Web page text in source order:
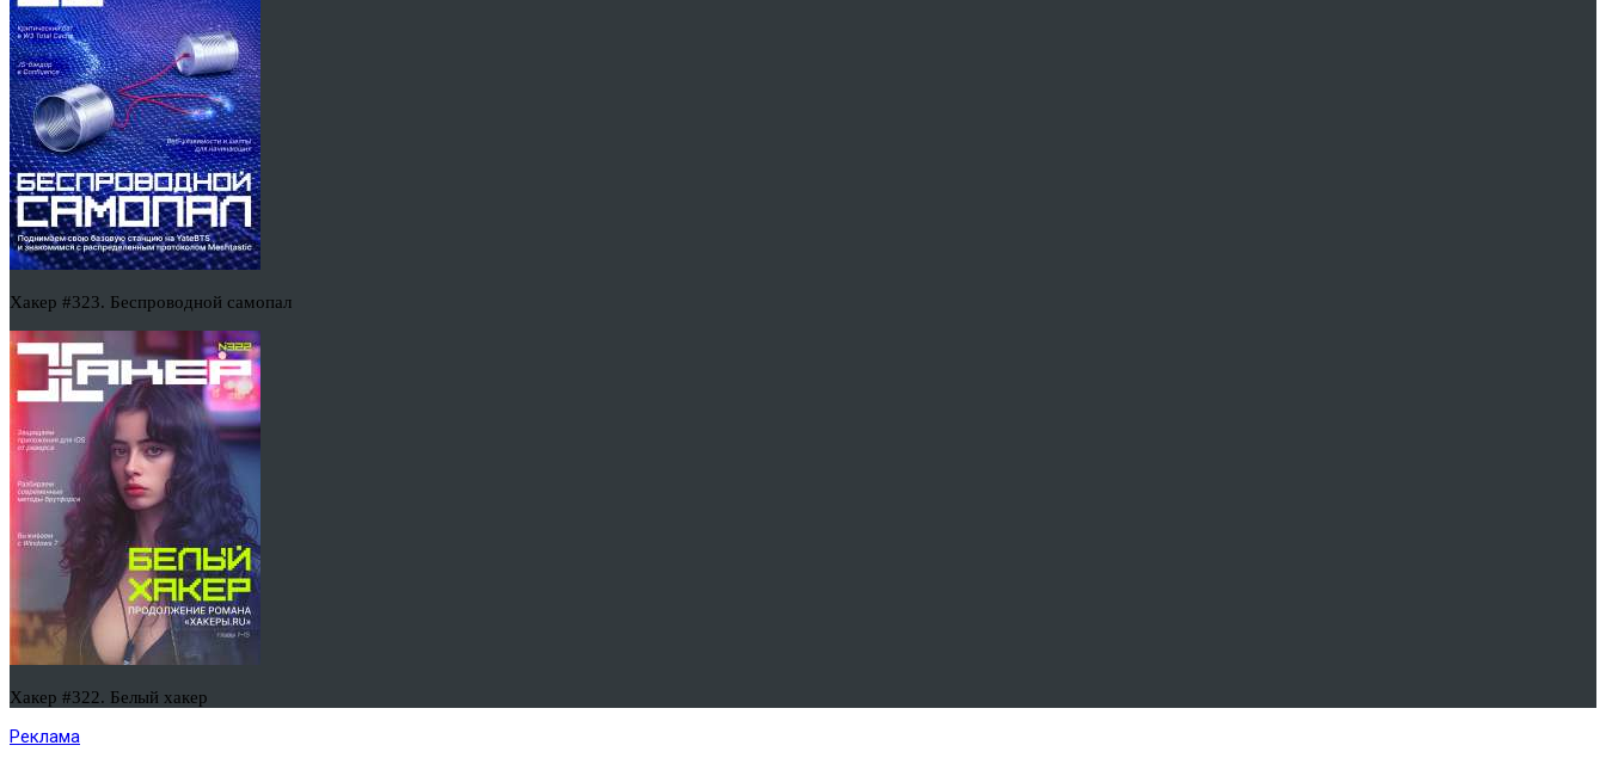
Хакер #323. Беспроводной самопал
Хакер #322. Белый хакер
Реклама